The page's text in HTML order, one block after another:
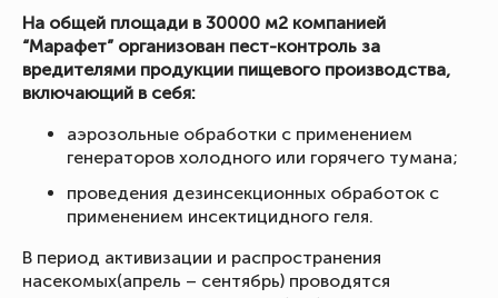
На общей площади в 30000 м2 компанией
“Марафет” организован пест-контроль за
вредителями продукции пищевого производства,
включающий в себя:
аэрозольные обработки с применением
генераторов холодного или горячего тумана;
проведения дезинсекционных обработок с
применением инсектицидного геля.
В период активизации и распространения
насекомых(апрель – сентябрь) проводятся